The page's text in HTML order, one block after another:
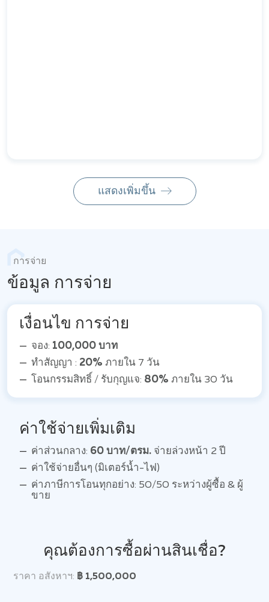
แสดงเพิ่มขึ้น
การจ่าย
ข้อมูล การจ่าย
เงื่อนไข การจ่าย
จอง: 100,000 บาท
ทำสัญญา : 20% ภายใน 7 วัน
โอนกรรมสิทธิ์ / รับกุญแจ: 80% ภายใน 30 วัน
ค่าใช้จ่ายเพิ่มเติม
ค่าส่วนกลาง: 60 บาท/ตรม. จ่ายล่วงหน้า 2 ปี
ค่าใช้จ่ายอื่นๆ (มิเตอร์น้ำ-ไฟ)
ค่าภาษีการโอนทุกอย่าง: 50/50 ระหว่างผู้ซื้อ & ผู้
ขาย
คุณต้องการซื้อผ่านสินเชื่อ?
ราคา อสังหาฯ: ฿ 1,500,000